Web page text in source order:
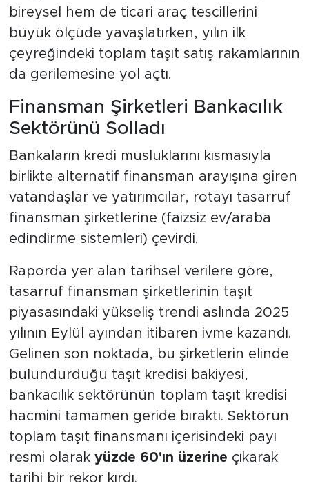
bireysel hem de ticari araç tescillerini
büyük ölçüde yavaşlatırken, yılın ilk
çeyreğindeki toplam taşıt satış rakamlarının
da gerilemesine yol açtı.
Finansman Şirketleri Bankacılık
Sektörünü Solladı
Bankaların kredi musluklarını kısmasıyla
birlikte alternatif finansman arayışına giren
vatandaşlar ve yatırımcılar, rotayı tasarruf
finansman şirketlerine (faizsiz ev/araba
edindirme sistemleri) çevirdi.
Raporda yer alan tarihsel verilere göre,
tasarruf finansman şirketlerinin taşıt
piyasasındaki yükseliş trendi aslında 2025
yılının Eylül ayından itibaren ivme kazandı.
Gelinen son noktada, bu şirketlerin elinde
bulundurduğu taşıt kredisi bakiyesi,
bankacılık sektörünün toplam taşıt kredisi
hacmini tamamen geride bıraktı. Sektörün
toplam taşıt finansmanı içerisindeki payı
resmi olarak yüzde 60'ın üzerine çıkarak
tarihi bir rekor kırdı.